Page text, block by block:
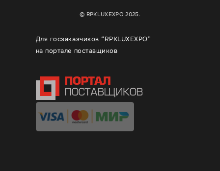
© RPKLUXEXPO 2025.
Для госзаказчиков “RPKLUXEXPO”
на портале поставщиков